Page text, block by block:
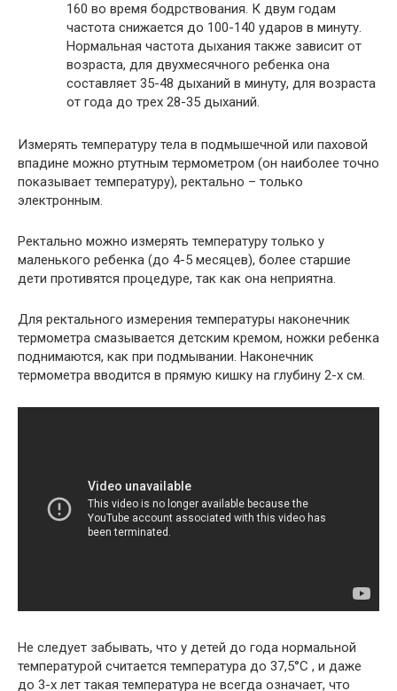
160 во время бодрствования. К двум годам
частота снижается до 100-140 ударов в минуту.
Нормальная частота дыхания также зависит от
возраста, для двухмесячного ребенка она
составляет 35-48 дыханий в минуту, для возраста
от года до трех 28-35 дыханий.
Измерять температуру тела в подмышечной или паховой
впадине можно ртутным термометром (он наиболее точно
показывает температуру), ректально – только
электронным.
Ректально можно измерять температуру только у
маленького ребенка (до 4-5 месяцев), более старшие
дети противятся процедуре, так как она неприятна.
Для ректального измерения температуры наконечник
термометра смазывается детским кремом, ножки ребенка
поднимаются, как при подмывании. Наконечник
термометра вводится в прямую кишку на глубину 2-х см.
Не следует забывать, что у детей до года нормальной
температурой считается температура до 37,5°C , и даже
до 3-х лет такая температура не всегда означает, что